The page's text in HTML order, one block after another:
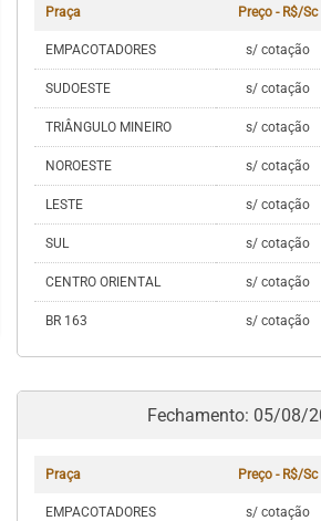
Praça Preço - R$/Sc
EMPACOTADORES s/ cotação
SUDOESTE s/ cotação
TRIÂNGULO MINEIRO s/ cotação
NOROESTE s/ cotação
LESTE s/ cotação
SUL s/ cotação
CENTRO ORIENTAL s/ cotação
BR 163 s/ cotação
Fechamento: 05/08/
Praça Preço - R$/Sc
EMPACOTADORES s/ cotação